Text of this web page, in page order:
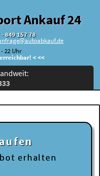
Ankauf 24
- 849 157 78
22 Uhr
< <<
erhalten